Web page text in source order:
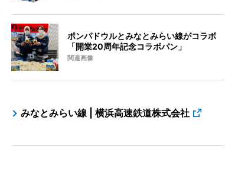
ポンパドウルとみなとみらい線がコラボ
「開業20周年記念コラボパン」
関連画像
みなとみらい線 | 横浜高速鉄道株式会社